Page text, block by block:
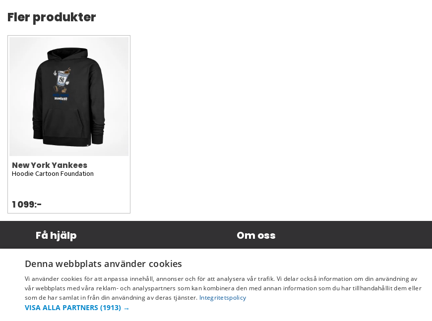
Fler produkter
New York Yankees
Hoodie Cartoon Foundation
1 099:-
Få hjälp
Leverans & betalning
Returer & byten
Vanliga frågor
Om oss
Denna webbplats använder cookies
Vi använder cookies för att anpassa innehåll, annonser och för att analysera vår trafik. Vi delar också information om din användning av
vår webbplats med våra reklam- och analyspartners som kan kombinera den med annan information som du har tillhandahållit dem eller
som de har samlat in från din användning av deras tjänster. Integritetspolicy
VISA ALLA PARTNERS (1913) →